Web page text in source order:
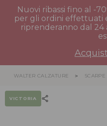
Nuovi ribassi fino al -
per gli ordini effettuati
riprenderanno dal 24
WALTER CALZATURE
VICTORIA